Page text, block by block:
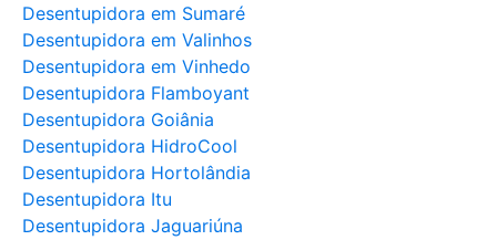
Desentupidora em Sumaré
Desentupidora em Valinhos
Desentupidora em Vinhedo
Desentupidora Flamboyant
Desentupidora Goiânia
Desentupidora HidroCool
Desentupidora Hortolândia
Desentupidora Itu
Desentupidora Jaguariúna